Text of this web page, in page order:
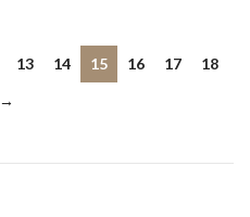
13 14 15 16 17
18
→